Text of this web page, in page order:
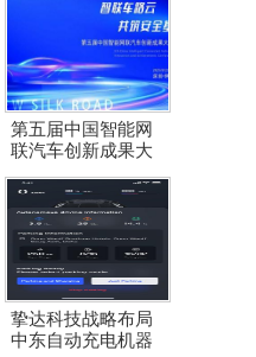
第五届中国智能网
联汽车创新成果大
挚达科技战略布局
中东自动充电机器